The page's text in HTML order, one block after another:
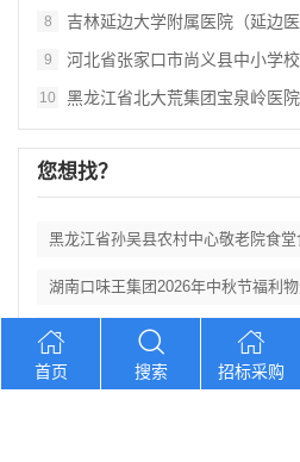
8 吉林延边大学附属医院（延边
9 河北省张家口市尚义县中小学
10 黑龙江省北大荒集团宝泉岭医
您想找？
黑龙江省孙吴县农村中心敬老院食堂
湖南口味王集团2026年中秋节福利
辽宁省大洼区学校食堂食材全品采
河北省卢龙县第二高级中学食堂人
首页 搜索 招标采购